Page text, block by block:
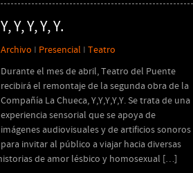
de
autoayuda
Y, Y, Y, Y, Y.
Archivo I Presencial I Teatro
Durante el mes de abril, Teatro del Puente
recibirá el remontaje de la segunda obra de la
Compañía La Chueca, Y,Y,Y,Y,Y. Se trata de una
experiencia sensorial que se apoya de
imágenes audiovisuales y de artificios sonoros
para invitar al público a viajar hacia diversas
de amor lésbico y homosexual […]